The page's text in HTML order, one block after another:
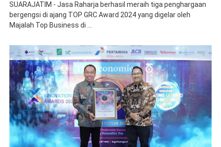
SUARAJATIM - Jasa Raharja berhasil meraih tiga penghargaan
bergengsi di ajang TOP GRC Award 2024 yang digelar oleh
Majalah Top Business di ...